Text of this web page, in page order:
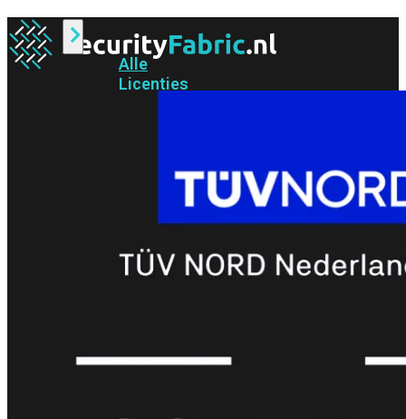
Alle
Licenties
FortiCare
EliteFortiCare
Upgrades